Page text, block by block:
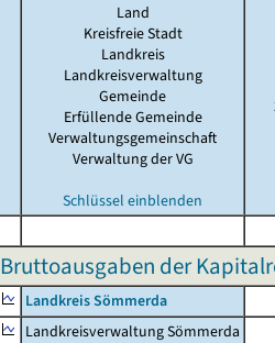
Land
Kreisfreie Stadt
Landkreis
Landkreisverwaltung
Gemeinde
Erfüllende Gemeinde
Verwaltungsgemeinschaft
Verwaltung der VG
Schlüssel einblenden
Bruttoausgaben der
Landkreis Sömmerda
Landkreisverwaltung Sömmerda